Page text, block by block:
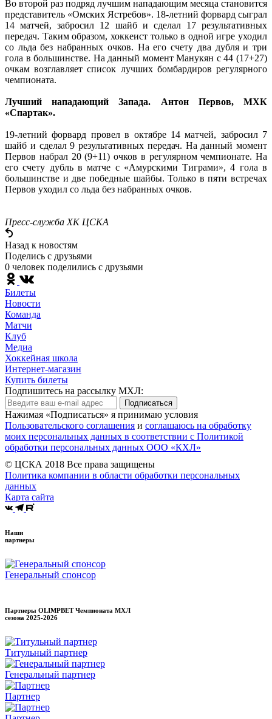
Во второй раз подряд лучшим нападающим месяца становится
представитель «Омских Ястребов». 18-летний форвард сыграл
14 матчей, забросил 12 шайб и сделал 17 результативных
передач. Таким образом, хоккеист только в одной игре уходил
со льда без набранных очков. На его счету два дубля и три
гола в большинстве. На данный момент Манукян с 44 (17+27)
очкам возглавляет список лучших бомбардиров регулярного
чемпионата.
Лучший нападающий Запада. Антон Первов, МХК
«Спартак».
19-летний форвард провел в октябре 14 матчей, забросил 7
шайб и сделал 9 результативных передач. На данный момент
Первов набрал 20 (9+11) очков в регулярном чемпионате. На
его счету дубль в матче с «Амурскими Тиграми», 4 гола в
большинстве и две победные шайбы. Только в пяти встречах
Первов уходил со льда без набранных очков.
Пресс-служба ХК ЦСКА
Назад к новостям
Поделись c друзьями
0 человек поделились c друзьями
Билеты
Новости
Команда
Матчи
Клуб
Медиа
Хоккейная школа
Интернет-магазин
Купить билеты
Подпишитесь на рассылку МХЛ:
Подписаться
Нажимая «Подписаться» я принимаю условия
Пользовательского соглашения и соглашаюсь на обработку
моих персональных данных в соответствии с Политикой
обработки персональных данных ООО «КХЛ»
© ЦСКА 2018 Все права защищены
Политика компании в области обработки персональных
данных
Карта сайта
Наши
партнеры
Генеральный спонсор
Партнеры OLIMPBET Чемпионата МХЛ
сезона 2025-2026
Титульный партнер
Генеральный партнер
Партнер